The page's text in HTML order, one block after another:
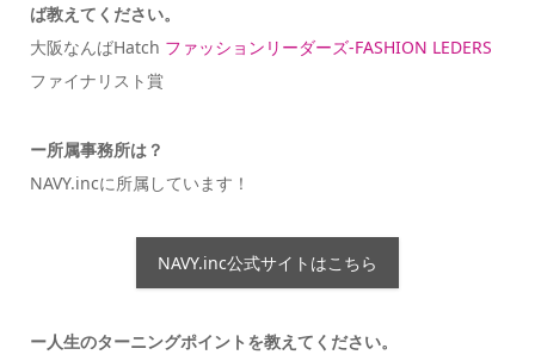
ば教えてください。
大阪なんばHatch ファッションリーダーズ-FASHION LEDERS
ファイナリスト賞
ー所属事務所は？
NAVY.incに所属しています！
NAVY.inc公式サイトはこちら
ー人生のターニングポイントを教えてください。